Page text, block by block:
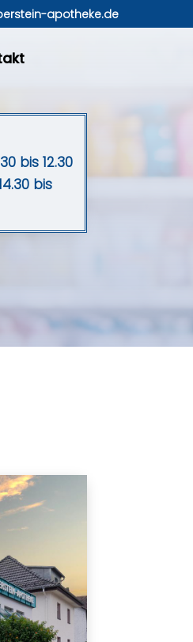
apotheke.de
bis 12.30
bis